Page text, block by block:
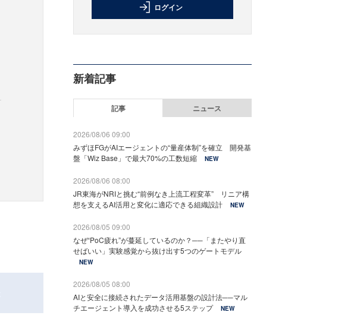
ログイン
新着記事
記事 ニュース
2026/08/06 09:00
みずほFGがAIエージェントの“量産体制”を確立 開発基
盤「Wiz Base」で最大70%の工数短縮
NEW
2026/08/06 08:00
JR東海がNRIと挑む“前例なき上流工程変革” リニア構
想を支えるAI活用と変化に適応できる組織設計
NEW
2026/08/05 09:00
なぜ“PoC疲れ”が蔓延しているのか？──「またやり直
せばいい」実験感覚から抜け出す5つのゲートモデル
NEW
2026/08/05 08:00
AIと安全に接続されたデータ活用基盤の設計法──マル
チエージェント導入を成功させる5ステップ
NEW